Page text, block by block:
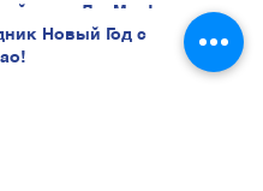
год с ЛаоМао!
Новый Год с